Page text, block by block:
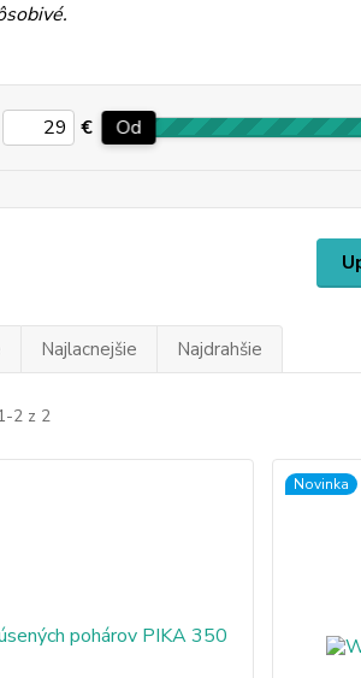
€ Od
Najlacnejšie Najdrahšie
2 z 2
Novinka